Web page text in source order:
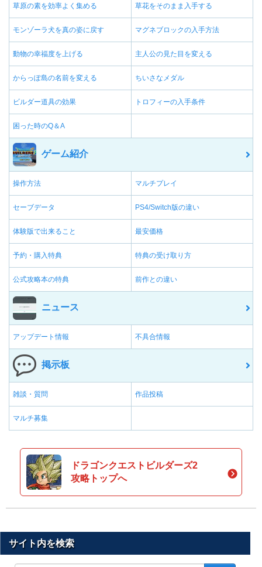
草原の素を効率よく集める 草花をそのまま入手する
モンゾーラ犬を真の姿に戻す マグネブロックの入手方法
動物の幸福度を上げる 主人公の見た目を変える
からっぽ島の名前を変える ちいさなメダル
ビルダー道具の効果 トロフィーの入手条件
困った時のQ＆A
ゲーム紹介
操作方法 マルチプレイ
セーブデータ PS4/Switch版の違い
体験版で出来ること 最安価格
予約・購入特典 特典の受け取り方
公式攻略本の特典 前作との違い
ニュース
アップデート情報 不具合情報
掲示板
雑談・質問 作品投稿
マルチ募集
ドラゴンクエストビルダーズ2
攻略トップへ
サイト内を検索